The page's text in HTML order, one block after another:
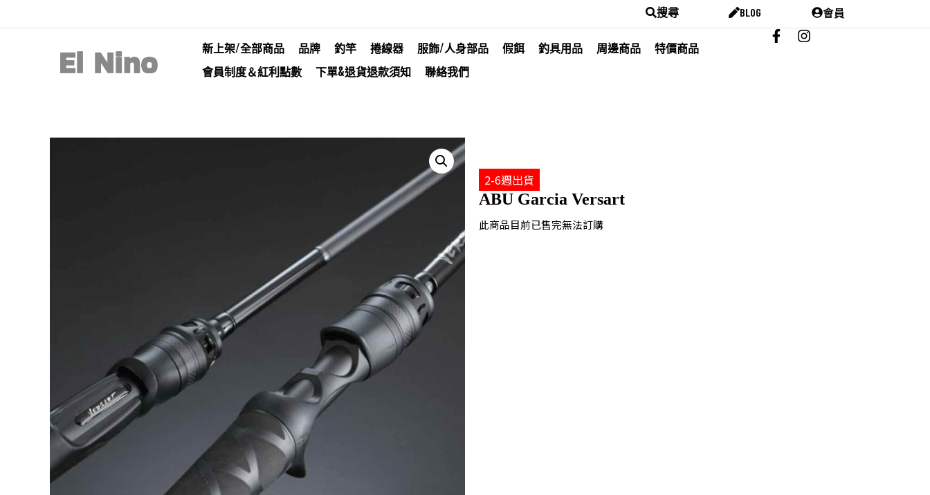
搜尋 BLOG 會員
新上架/全部商品 品牌 釣竿 捲線器 服飾/人身部品 假餌 釣具用品 周邊商品
特價商品
會員制度＆紅利點數
下單&退貨退款須知 聯絡我們
2-6週出貨
ABU Garcia Versart
此商品目前已售完無法訂購